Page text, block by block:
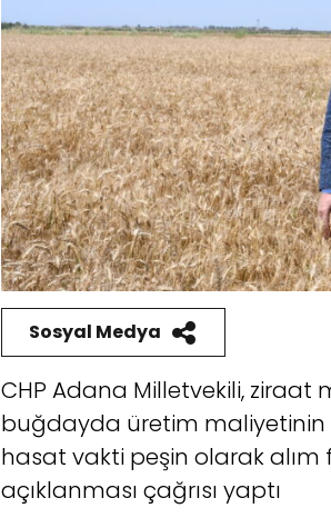
Sosyal Medya
CHP Adana Milletvekili,
buğdayda üretim maliyetinin
hasat vakti peşin olarak alım
açıklanması çağrısı yaptı